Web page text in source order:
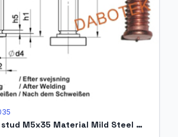
PT Threaded stud M5x35 Material Mild Steel 4.8 acc. EN ISO 13918